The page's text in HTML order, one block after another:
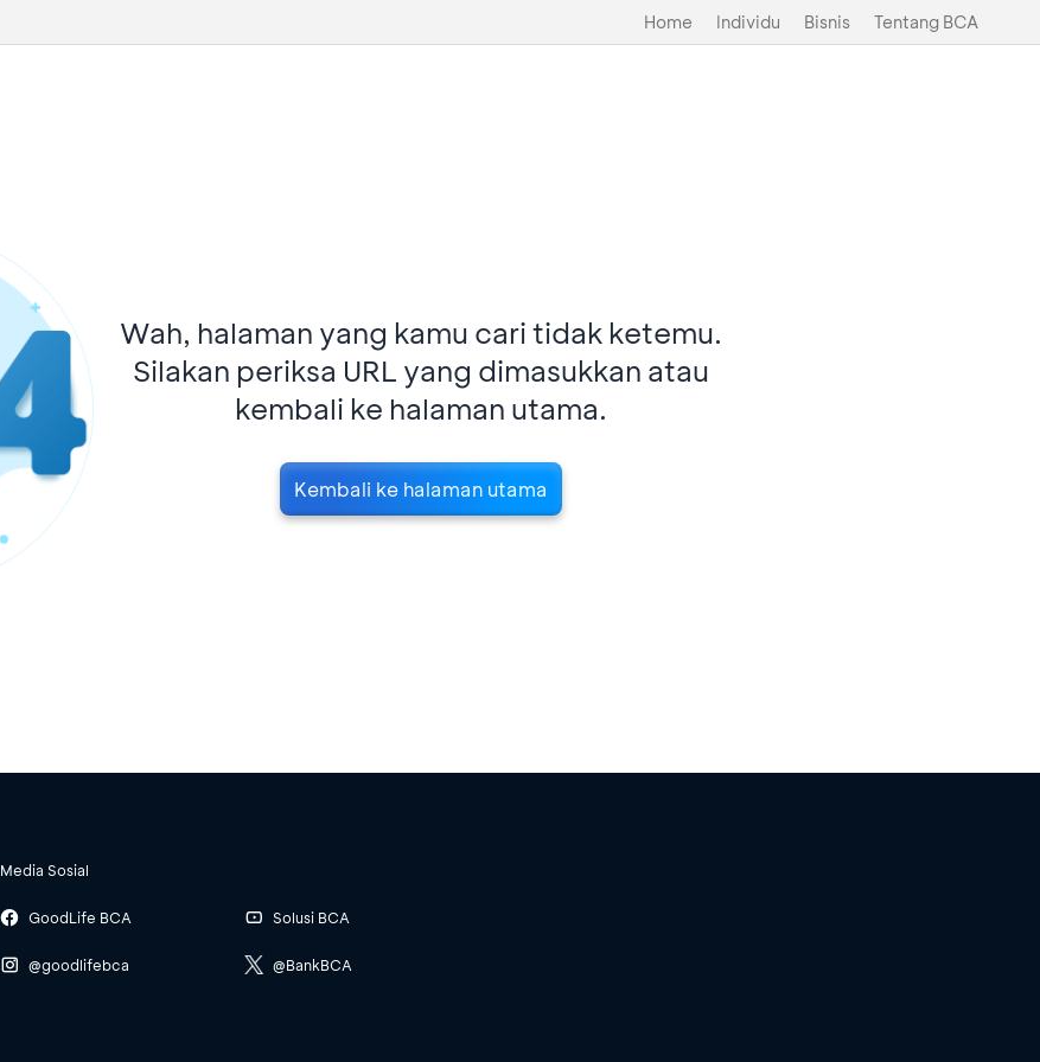
Home Individu Bisnis Tentang BCA
Wah, halaman yang kamu cari tidak ketemu.
Silakan periksa URL yang dimasukkan atau
kembali ke halaman utama.
Kembali ke halaman utama
Media Sosial
GoodLife BCA
@goodlifebca
Solusi BCA
@BankBCA